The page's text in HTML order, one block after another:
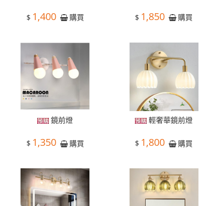
$ 1,400 購買 $ 1,850 購買
鏡前燈
$ 1,350 購買
輕奢華鏡前燈
$ 1,800 購買